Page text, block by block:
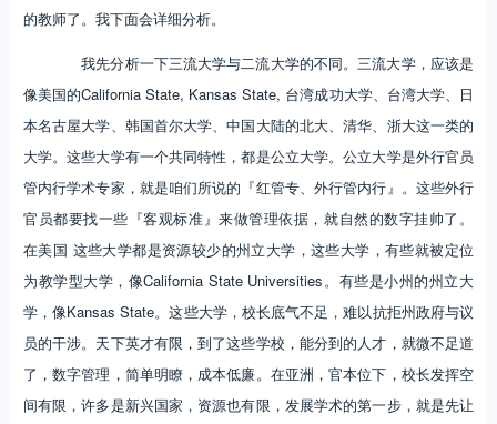
的教师了。我下面会详细分析。
我先分析一下三流大学与二流大学的不同。三流大学，应该是
像美国的California State, Kansas State, 台湾成功大学、台湾大学、日
本名古屋大学、韩国首尔大学、中国大陆的北大、清华、浙大这一类的
大学。这些大学有一个共同特性，都是公立大学。公立大学是外行官员
管内行学术专家，就是咱们所说的『红管专、外行管内行』。这些外行
官员都要找一些『客观标准』来做管理依据，就自然的数字挂帅了。
在美国 这些大学都是资源较少的州立大学，这些大学，有些就被定位
为教学型大学，像California State Universities。有些是小州的州立大
学，像Kansas State。这些大学，校长底气不足，难以抗拒州政府与议
员的干涉。天下英才有限，到了这些学校，能分到的人才，就微不足道
了，数字管理，简单明瞭，成本低廉。在亚洲，官本位下，校长发挥空
间有限，许多是新兴国家，资源也有限，发展学术的第一步，就是先让